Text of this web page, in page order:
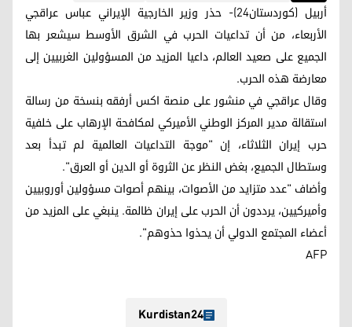
أربيل (كوردستان24)- حذر وزير الخارجية الإيراني عباس عراقجي
الأربعاء، من أن تداعيات الحرب في الشرق الأوسط سيشعر بها
الجميع على صعيد العالم، داعيا المزيد من المسؤولين الغربيين إلى
معارضة هذه الحرب.
وقال عراقجي في منشور على منصة اكس أرفقه بنسخة من رسالة
استقالة مدير المركز الوطني الأميركي لمكافحة الإرهاب على خلفية
حرب إيران الثلاثاء، إن "موجة التداعيات العالمية لم تبدأ بعد
وستطال الجميع، بغض النظر عن الثروة أو الدين أو العرق".
وأضاف "عدد متزايد من الأصوات، بينهم أصوات مسؤولين أوروبيين
وأميركيين، يرددون أن الحرب على إيران ظالمة. ينبغي على المزيد من
أعضاء المجتمع الدولي أن يحذوا حذوهم".
AFP
Kurdistan24